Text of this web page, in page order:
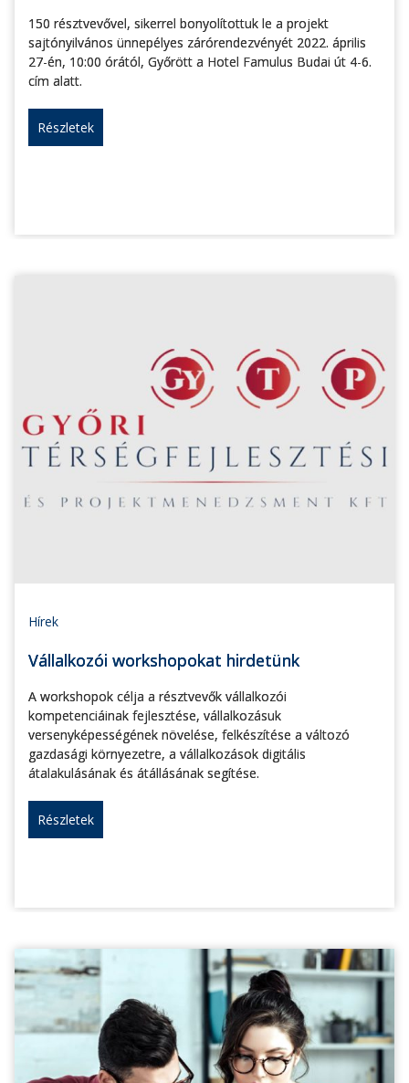
150 résztvevővel, sikerrel bonyolítottuk le a projekt
sajtónyilvános ünnepélyes zárórendezvényét 2022. április
27-én, 10:00 órától, Győrött a Hotel Famulus Budai út 4-6.
cím alatt.
Részletek
Hírek
Vállalkozói workshopokat hirdetünk
A workshopok célja a résztvevők vállalkozói
kompetenciáinak fejlesztése, vállalkozásuk
versenyképességének növelése, felkészítése a változó
gazdasági környezetre, a vállalkozások digitális
átalakulásának és átállásának segítése.
Részletek